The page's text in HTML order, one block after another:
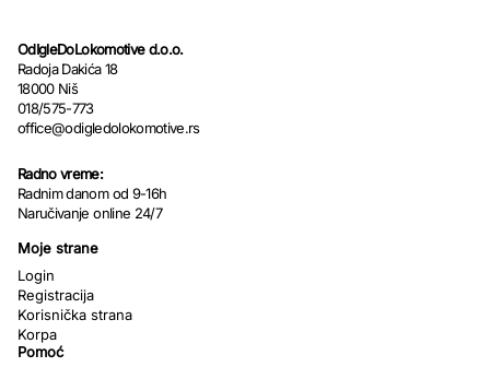
OdIgleDoLokomotive d.o.o.
Radoja Dakića 18
18000 Niš
018/575-773
office@odigledolokomotive.rs
Radno vreme:
Radnim danom od 9-16h
Naručivanje online 24/7
Moje strane
Login
Registracija
Korisnička strana
Korpa
Pomoć